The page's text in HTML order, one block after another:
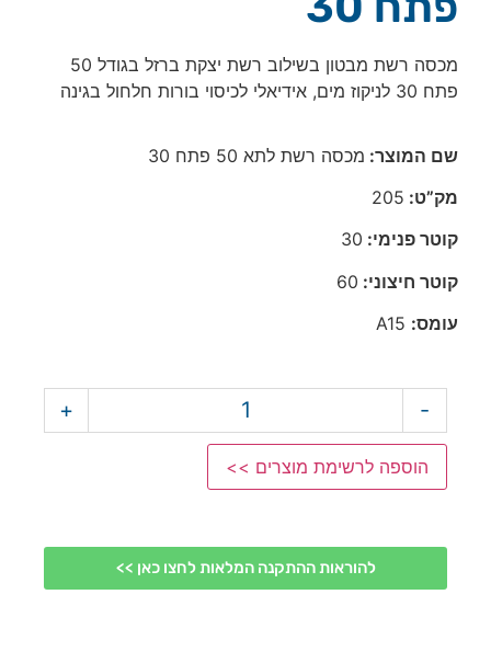
מכסה רשת מבטון בשילוב רשת יצקת ברזל בגודל 50
פתח 30 לניקוז מים, אידיאלי לכיסוי בורות חלחול בגינה
שם המוצר: מכסה רשת לתא 50 פתח 30
מק”ט: 205
קוטר פנימי: 30
קוטר חיצוני: 60
עומס:
-
+
הוספה לרשימת מוצרים >>
להוראות ההתקנה המלאות לחצו כאן >>